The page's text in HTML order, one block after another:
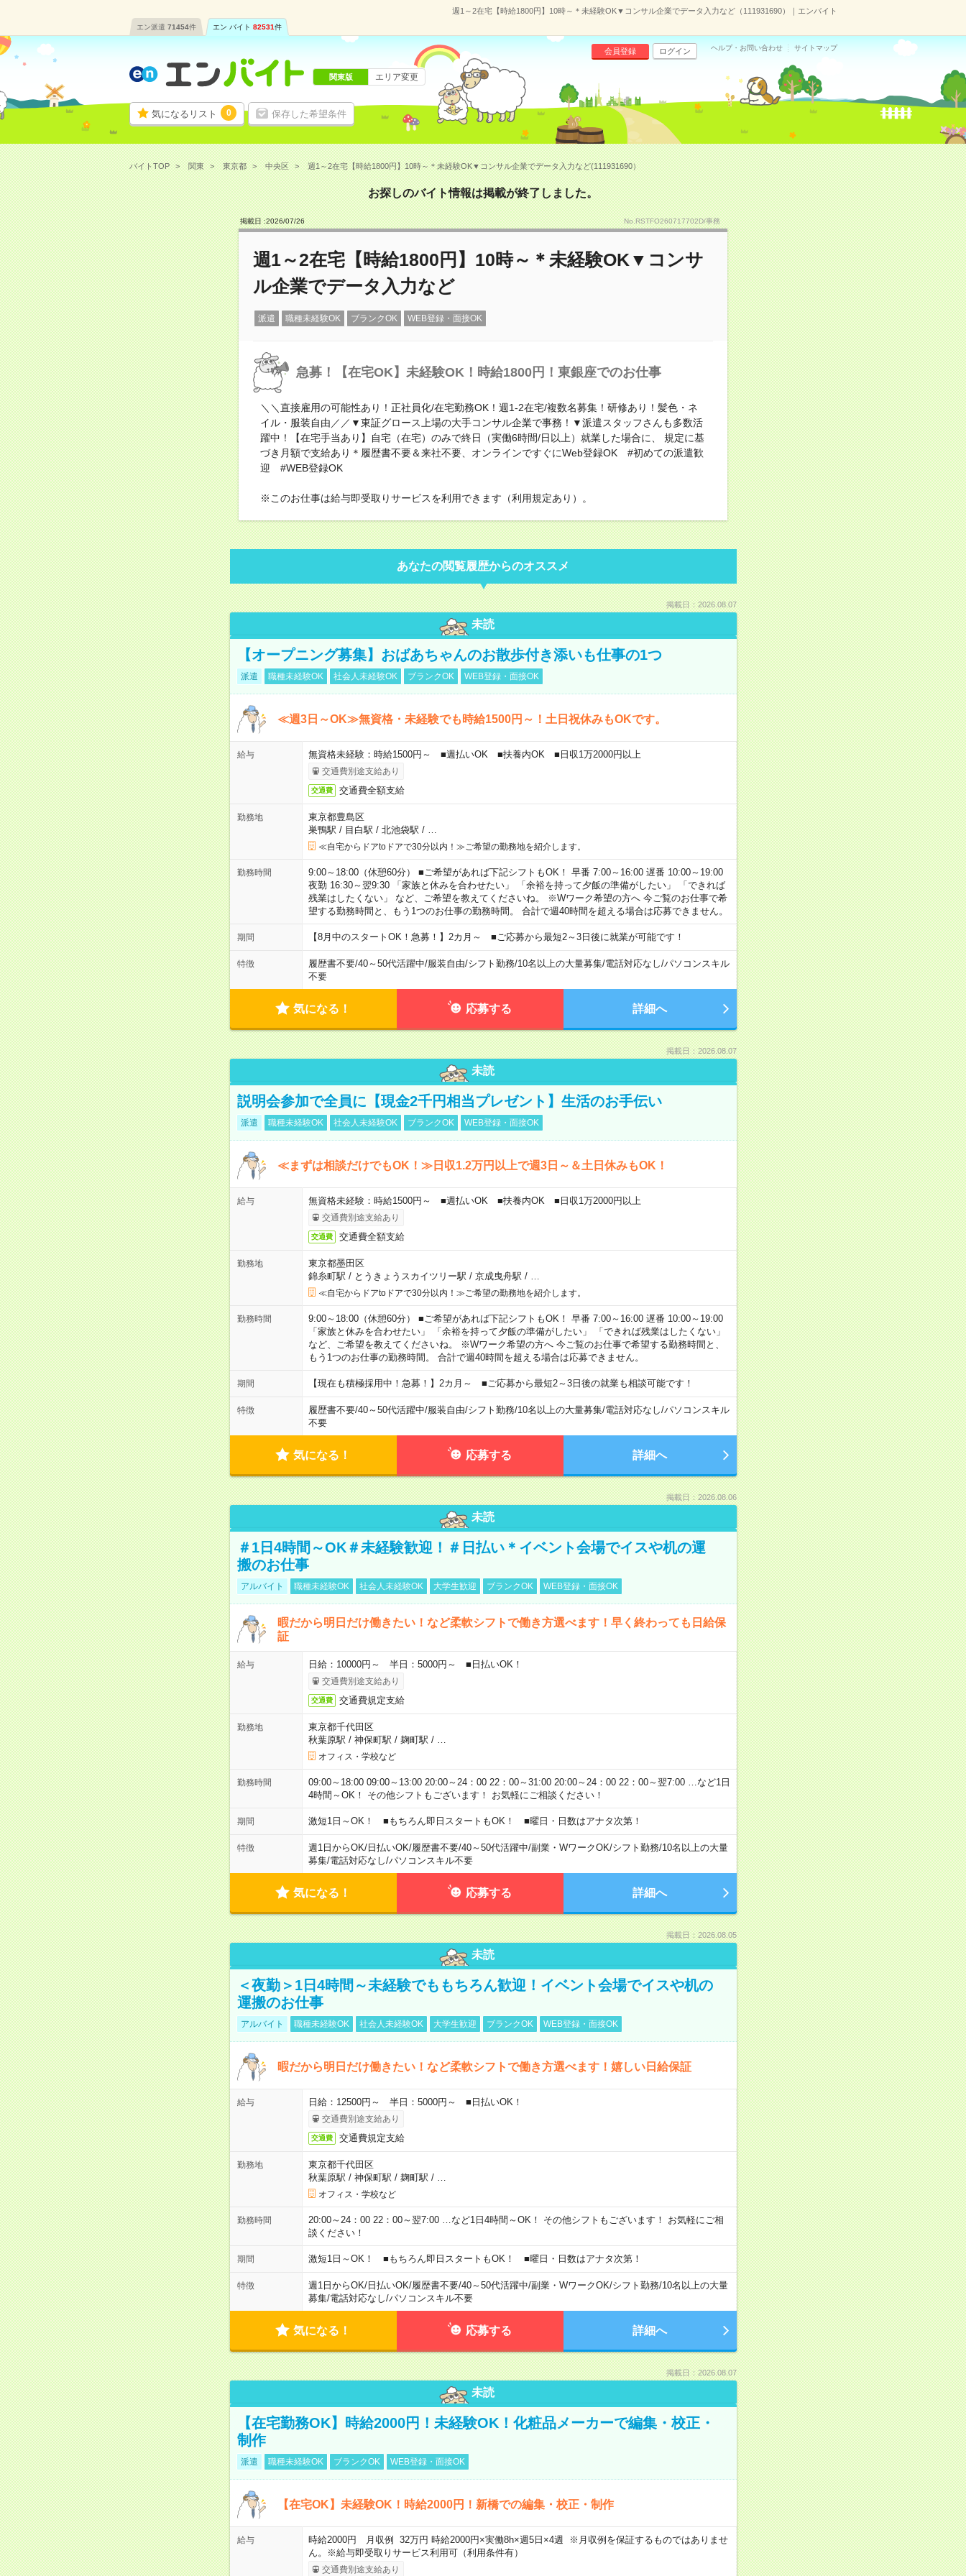
週1～2在宅【時給1800円】10時～＊未経験OK▼コンサル企業でデータ入力など（111931690）｜エンバイト
エン派遣 71454件 エン バイト 82531件
気になるリスト 0 保存した希望条件
会員登録 ログイン ヘルプ・お問い合わせ サイトマップ
関東版 エリア変更
バイトTOP 関東 東京都 中央区 週1～2在宅【時給1800円】10時～＊未経験OK▼コンサル企業でデータ入力など(111931690）
お探しのバイト情報は掲載が終了しました。
掲載日 :2026/07/26 No.RSTFO260717702D/事務
週1～2在宅【時給1800円】10時～＊未経験OK▼コンサ
ル企業でデータ入力など
派遣 職種未経験OK ブランクOK WEB登録・面接OK
急募！【在宅OK】未経験OK！時給1800円！東銀座でのお仕事
＼＼直接雇用の可能性あり！正社員化/在宅勤務OK！週1-2在宅/複数名募集！研修あり！髪色・ネ
イル・服装自由／／▼東証グロース上場の大手コンサル企業で事務！▼派遣スタッフさんも多数活
躍中！【在宅手当あり】自宅（在宅）のみで終日（実働6時間/日以上）就業した場合に、 規定に基
づき月額で支給あり＊履歴書不要＆来社不要、オンラインですぐにWeb登録OK #初めての派遣歓
迎 #WEB登録OK
※このお仕事は給与即受取りサービスを利用できます（利用規定あり）。
あなたの閲覧履歴からのオススメ
掲載日：2026.08.07
未読
【オープニング募集】おばあちゃんのお散歩付き添いも仕事の1つ
派遣 職種未経験OK 社会人未経験OK ブランクOK WEB登録・面接OK
≪週3日～OK≫無資格・未経験でも時給1500円～！土日祝休みもOKです。
給与 無資格未経験：時給1500円～ ■週払いOK ■扶養内OK ■日収1万2000円以上
交通費別途支給あり
交通費 交通費全額支給
勤務地
東京都豊島区
巣鴨駅 / 目白駅 / 北池袋駅 /
≪自宅からドアtoドアで30分以内！≫ご希望の勤務地を紹介します。
勤務時間
9:00～18:00（休憩60分） ■ご希望があれば下記シフトもOK！ 早番 7:00～16:00 遅番 10:00～19:00
夜勤 16:30～翌9:30 「家族と休みを合わせたい」 「余裕を持って夕飯の準備がしたい」 「できれば
残業はしたくない」 など、ご希望を教えてくださいね。 ※Wワーク希望の方へ 今ご覧のお仕事で希
望する勤務時間と、もう1つのお仕事の勤務時間。 合計で週40時間を超える場合は応募できません。
期間 【8月中のスタートOK！急募！】2カ月～ ■ご応募から最短2～3日後に就業が可能です！
特徴 履歴書不要/40～50代活躍中/服装自由/シフト勤務/10名以上の大量募集/電話対応なし/パソコンスキル
不要
気になる！ 応募する 詳細へ
掲載日：2026.08.07
未読
説明会参加で全員に【現金2千円相当プレゼント】生活のお手伝い
派遣 職種未経験OK 社会人未経験OK ブランクOK WEB登録・面接OK
≪まずは相談だけでもOK！≫日収1.2万円以上で週3日～＆土日休みもOK！
給与 無資格未経験：時給1500円～ ■週払いOK ■扶養内OK ■日収1万2000円以上
交通費別途支給あり
交通費 交通費全額支給
勤務地
東京都墨田区
錦糸町駅 / とうきょうスカイツリー駅 / 京成曳舟駅 /
≪自宅からドアtoドアで30分以内！≫ご希望の勤務地を紹介します。
勤務時間
9:00～18:00（休憩60分） ■ご希望があれば下記シフトもOK！ 早番 7:00～16:00 遅番 10:00～19:00
「家族と休みを合わせたい」 「余裕を持って夕飯の準備がしたい」 「できれば残業はしたくない」
など、ご希望を教えてくださいね。 ※Wワーク希望の方へ 今ご覧のお仕事で希望する勤務時間と、
もう1つのお仕事の勤務時間。 合計で週40時間を超える場合は応募できません。
期間 【現在も積極採用中！急募！】2カ月～ ■ご応募から最短2～3日後の就業も相談可能です！
特徴 履歴書不要/40～50代活躍中/服装自由/シフト勤務/10名以上の大量募集/電話対応なし/パソコンスキル
不要
気になる！ 応募する 詳細へ
掲載日：2026.08.06
未読
＃1日4時間～OK＃未経験歓迎！＃日払い＊イベント会場でイスや机の運
搬のお仕事
アルバイト 職種未経験OK 社会人未経験OK 大学生歓迎 ブランクOK WEB登録・面接OK
暇だから明日だけ働きたい！など柔軟シフトで働き方選べます！早く終わっても日給保
証
給与 日給：10000円～ 半日：5000円～ ■日払いOK！
交通費別途支給あり
交通費 交通費規定支給
勤務地
東京都千代田区
秋葉原駅 / 神保町駅 / 麹町駅 /
オフィス・学校など
勤務時間
09:00～18:00 09:00～13:00 20:00～24：00 22：00～31:00 20:00～24：00 22：00～翌7:00 …など1日
4時間～OK！ その他シフトもございます！ お気軽にご相談ください！
期間 激短1日～OK！ ■もちろん即日スタートもOK！ ■曜日・日数はアナタ次第！
特徴 週1日からOK/日払いOK/履歴書不要/40～50代活躍中/副業・WワークOK/シフト勤務/10名以上の大量
募集/電話対応なし/パソコンスキル不要
気になる！ 応募する 詳細へ
掲載日：2026.08.05
未読
＜夜勤＞1日4時間～未経験でももちろん歓迎！イベント会場でイスや机の
運搬のお仕事
アルバイト 職種未経験OK 社会人未経験OK 大学生歓迎 ブランクOK WEB登録・面接OK
暇だから明日だけ働きたい！など柔軟シフトで働き方選べます！嬉しい日給保証
給与 日給：12500円～ 半日：5000円～ ■日払いOK！
交通費別途支給あり
交通費 交通費規定支給
勤務地
東京都千代田区
秋葉原駅 / 神保町駅 / 麹町駅 /
オフィス・学校など
勤務時間
20:00～24：00 22：00～翌7:00 …など1日4時間～OK！ その他シフトもございます！ お気軽にご相
談ください！
期間 激短1日～OK！ ■もちろん即日スタートもOK！ ■曜日・日数はアナタ次第！
特徴 週1日からOK/日払いOK/履歴書不要/40～50代活躍中/副業・WワークOK/シフト勤務/10名以上の大量
募集/電話対応なし/パソコンスキル不要
気になる！ 応募する 詳細へ
掲載日：2026.08.07
未読
【在宅勤務OK】時給2000円！未経験OK！化粧品メーカーで編集・校正・
制作
派遣 職種未経験OK ブランクOK WEB登録・面接OK
【在宅OK】未経験OK！時給2000円！新橋での編集・校正・制作
給与
時給2000円 月収例 32万円 時給2000円×実働8h×週5日×4週 ※月収例を保証するものではありませ
ん。※給与即受取りサービス利用可（利用条件有）
交通費別途支給あり